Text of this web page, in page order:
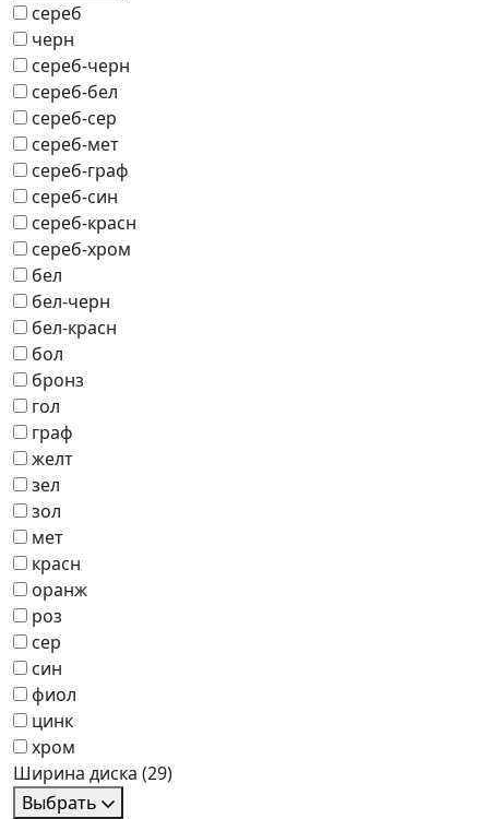
сереб
черн
сереб-черн
сереб-бел
сереб-сер
сереб-мет
сереб-граф
сереб-син
сереб-красн
сереб-хром
бел
бел-черн
бел-красн
бол
бронз
гол
граф
желт
зел
зол
мет
красн
оранж
роз
сер
син
фиол
цинк
хром
Ширина диска (29)
Выбрать